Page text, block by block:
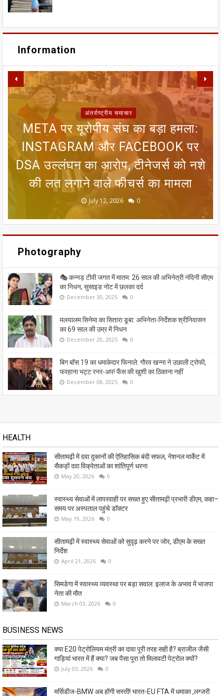
Information
SIR फॉर्म से ECI NET ऑनलाइन
रजिस्ट्रेशन तक, चुनाव आयोग ने निकाला
आसान रास्ता; मतदाताओं को मिलेगी बड़ी
राहत
July 19, 2026 0
अंतर्राष्ट्रीय समाचार
META पर यूरोपीय संघ का बड़ा हमला:
INSTAGRAM और FACEBOOK पर
DSA उल्लंघन का आरोप, टीनेजर्स को नशे
की लत लगाने वाले फीचर्स का मामला
July 12, 2026 0
जन्म प्रमाणपत्र नहीं है तो क्या भारतीय
नागरिक नहीं माने जाएंगे? गुवाहाटी हाई
कोर्ट के फैसले को समझिए
July 03, 2026 0
मानसून पर एल नीनो का ब्रेक! 25 जून
तक आंधी-बारिश का अलर्ट, 8 राज्यों में लू
का कहर जारी
June 20, 2026 0
सीतामढ़ी वार्ड 8 वैदेही तालाब पर संकट:
गंदा नाले का पानी बहने से सीतामढ़ी की
धरोहर खतरे में
May 13, 2026 0
Photography
🎭 कन्नड़ टीवी जगत में मातम: 26 साल की अभिनेत्री नंदिनी सीएम
का निधन, सुसाइड नोट में छलका दर्द
December 30, 2025 0
मलयालम सिनेमा का सितारा डूबा: अभिनेता-निर्देशक श्रीनिवासन
का 69 साल की उम्र में निधन
December 20, 2025 0
बिग बॉस 19 का धमाकेदार फिनाले: गौरव खन्ना ने उछाली ट्रोफी,
फरहाना भट्ट रनर-अप! फैंस की खुशी का ठिकाना नहीं
December 08, 2025 0
HEALTH
सीतामढ़ी में दवा दुकानों की ऐतिहासिक बंदी सफल, नेशनल मार्केट में
सैकड़ों दवा विक्रेताओं का शांतिपूर्ण धरना
May 20, 2026 0
स्वास्थ्य सेवाओं में लापरवाही पर सख्त हुए सीतामढ़ी प्रभारी डीएम, कहा–
समय पर अस्पताल पहुंचे डॉक्टर
May 19, 2026 0
सीतामढ़ी में स्वास्थ्य सेवाओं को सुदृढ़ करने पर जोर, डीएम के सख्त
निर्देश
April 21, 2026 0
सिमडेगा में स्वास्थ्य व्यवस्था पर बड़ा सवाल: इलाज के अभाव में भाजपा
नेता की मौत
March 03, 2026 0
BUSINESS NEWS
क्या E20 पेट्रोलियम मंत्री का दावा पूरी तरह सही है? ब्राजील जैसी
गाड़ियां भारत में हैं क्या? जब पैसा पूरा तो मिलावटी पेट्रोल क्यों?
July 03, 2026 0
मर्सिडीज-BMW अब होंगी सस्ती! भारत-EU FTA में धमाका ,लग्जरी